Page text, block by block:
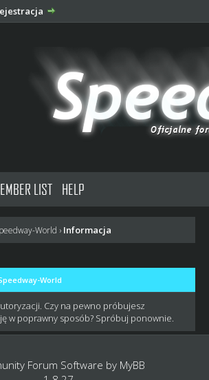
LIST HELP
World › Informacja
World
Czy na pewno próbujesz
w poprawny sposób? Spróbuj ponownie.
Forum Software by MyBB